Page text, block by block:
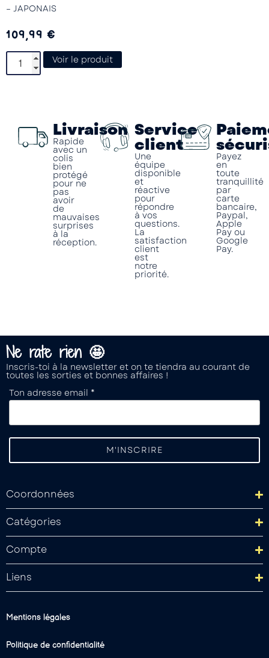
– JAPONAIS
109,99 €
Voir le produit
Livraison
Rapide
avec un
colis
bien
protégé
pour ne
pas
avoir
de
mauvaises
surprises
à la
réception.
Service
client
Une
équipe
disponible
et
réactive
pour
répondre
à vos
questions.
La
satisfaction
client
est
notre
priorité.
Payez
en
toute
tranquillité
par
carte
bancaire,
Paypal,
Apple
Pay ou
Google
Pay.
Ne rate rien 🤩
Inscris-toi à la newsletter et on te tiendra au courant de
toutes les sorties et bonnes affaires !
Ton adresse email *
Coordonnées
Catégories
Compte
Liens
Mentions légales
Politique de confidentialité